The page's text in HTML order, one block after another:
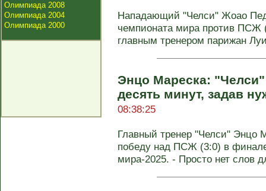
Олимпиада 2008
Олимпиада 2004
Олимпиада 2000
Нападающий "Челси" Жоао
чемпионата мира против ПСЖ
главным тренером парижан
Энцо Мареска:
десять минут, задав
08:38:25
Главный тренер "Челси" Энцо
победу над ПСЖ (3:0) в
мира-2025. - Просто нет слов